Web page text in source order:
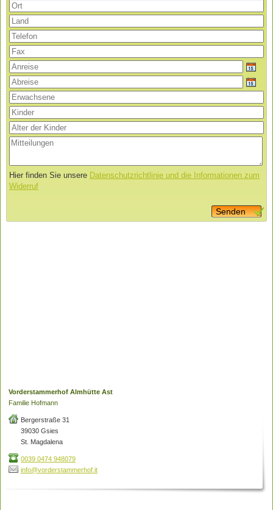
Hier finden Sie unsere Datenschutzrichtlinie und die Informationen zum
Widerruf
Senden
Vorderstammerhof Almhütte Ast
Familie Hofmann
Bergerstraße 31
39030 Gsies
St. Magdalena
0039 0474 948079
info@vorderstammerhof.it